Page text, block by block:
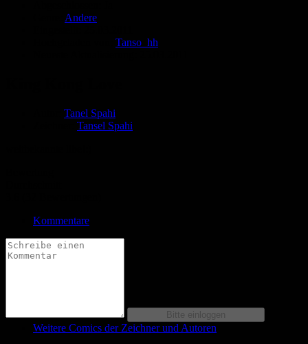
Andere
Tanso_hh
Tanel Spahi
Tansel Spahi
Kommentare
Weitere Comics der Zeichner und Autoren